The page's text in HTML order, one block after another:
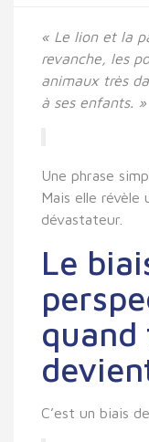
« Le lion et la
revanche, les
animaux très
à ses enfants. »
Une phrase
Mais elle
dévastateur.
Le
quand
C’est un biais